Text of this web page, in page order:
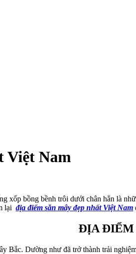
Việt Nam
xốp bồng bềnh trôi dưới chân hẳn là
lại địa điểm săn mây đẹp nhất Việt Nam
ĐỊA ĐIỂM
Bắc. Dường như đã trở thành trải